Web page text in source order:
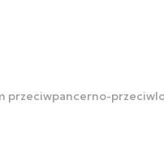
przeciwpancerno-